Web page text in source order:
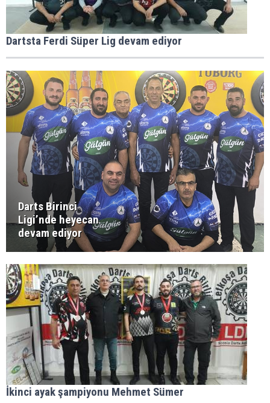
Dartsta Ferdi Süper Lig devam ediyor
Darts Birinci
Ligi’nde heyecan
devam ediyor
İkinci ayak şampiyonu Mehmet Sümer